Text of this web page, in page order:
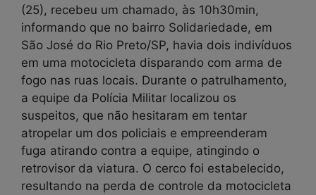
(25), recebeu um chamado, às 10h30min,
informando que no bairro Solidariedade, em
São José do Rio Preto/SP, havia dois indivíduos
em uma motocicleta disparando com arma de
fogo nas ruas locais. Durante o patrulhamento,
a equipe da Polícia Militar localizou os
suspeitos, que não hesitaram em tentar
atropelar um dos policiais e empreenderam
fuga atirando contra a equipe, atingindo o
retrovisor da viatura. O cerco foi estabelecido,
resultando na perda de controle da motocicleta